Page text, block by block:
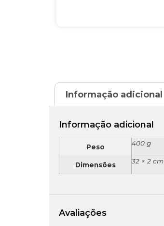
Informação adicional
Informação adicional
Peso 400 g
Dimensões 32 × 2 cm
Avaliações